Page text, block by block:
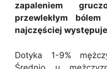
zapaleniem
przewlekłym
najczęściej
Dotyka 1-9%